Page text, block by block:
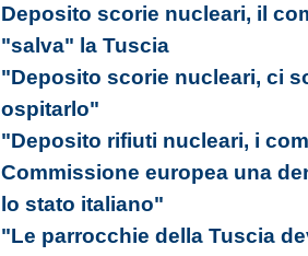
Deposito scorie nucleari, il
"salva" la Tuscia
"Deposito scorie nucleari, ci
ospitarlo"
"Deposito rifiuti nucleari, i
Commissione europea una
lo stato italiano"
"Le parrocchie della Tuscia